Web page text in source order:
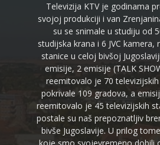
Televizija KTV je godinama
svojoj produkciji i van
su se snimale u studiju od
studijska krana i 6 JVC kamera,
stanice u celoj bivšoj
emisije, 2 emisije (TALK
reemitovalo je 70
pokrivale 109 gradova, a
reemitovalo je 45 televizijskih
postale su naš prepoznatljiv
bivše Jugoslavije. U prilog